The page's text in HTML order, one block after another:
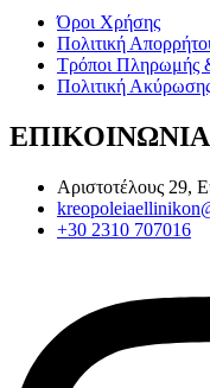
Όροι Χρήσης
Πολιτική
Τρόποι Πληρωμής
Πολιτική
ΕΠΙΚΟΙΝΩΝΙΑ
Αριστοτέλους 29,
+30 2310 707016